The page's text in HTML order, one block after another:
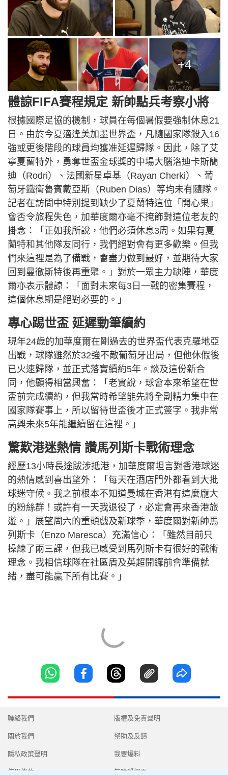
+4
體諒FIFA賽程規定 新帥點兵考察小將
根據國際足協的機制，球員在每個暑假要強制休息21
日。由於今夏適逢美加墨世界盃，凡隨國家隊殺入16
強或更後階段的球員均獲准延遲歸隊。因此，除了艾
寧夏蘭特外，勇奪世盃金球獎的中場大腦洛迪卡斯簡
迪（Rodri）、法國新星卓基（Rayan Cherki）、葡
萄牙鐵衛魯賓戴亞斯（Ruben Dias）等均未有隨隊。
記者在訪問中特別提到缺少了夏蘭特這位「開心果」
會否令旅程失色，加華度爾亦毫不掩飾對這位老友的
掛念：「正如我所說，他們必須休息3周。如果有夏
蘭特和其他隊友同行，我們絕對會有更多歡樂。但我
們來這裡是為了備戰，會盡力做到最好，並期待大家
回到曼徹斯特後再重聚。」對於一眾主力缺陣，華度
爾亦表示體諒：「面對未來每3日一戰的密集賽程，
這個休息期是絕對必要的。」
專心踢世盃 延遲動筆續約
現年24歲的加華度爾在剛過去的世界盃代表克羅地亞
出戰，球隊雖然於32強不敵葡萄牙出局，但他休假後
已火速歸隊，並正式落實續約5年。談及這份新合
同，他顯得相當興奮：「老實說，球會本來希望在世
盃前完成續約，但我當時希望能先將全副精力集中在
國家隊賽事上，所以留待世盃後才正式簽字。我非常
高興未來5年能繼續留在這裡。」
驚歎港迷熱情 讚馬列斯卡戰術理念
經歷13小時長途跋涉抵港，加華度爾坦言對香港球迷
的熱情感到喜出望外：「每天在酒店門外都看到大批
球迷守候。我之前根本不知道曼城在香港有這麼龐大
的粉絲群！或許有一天我退役了，必定會再來香港旅
遊。」展望周六的重頭戲及新球季，華度爾對新帥馬
列斯卡（Enzo Maresca）充滿信心：「雖然目前只
操練了兩三課，但我已感受到馬列斯卡有很好的戰術
理念。我相信球隊在社區盾及英超開鑼前會準備就
緒，盡可能贏下所有比賽。」
聯絡我們
關於我們
隱私政策聲明
使用條款
版權及免責聲明
幫助及反饋
我要爆料
無障礙網頁